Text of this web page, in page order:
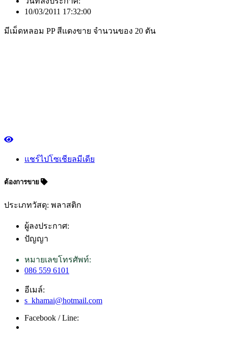
10/03/2011 17:32:00
มีเม็ดหลอม PP สีแดงขาย จำนวนของ 20 ตัน
แชร์ไปโซเชียลมีเดีย
ต้องการขาย
ประเภทวัสดุ: พลาสติก
ผู้ลงประกาศ:
ปัญญา
หมายเลขโทรศัพท์:
086 559 6101
อีเมล์:
s_khamai@hotmail.com
Facebook / Line: